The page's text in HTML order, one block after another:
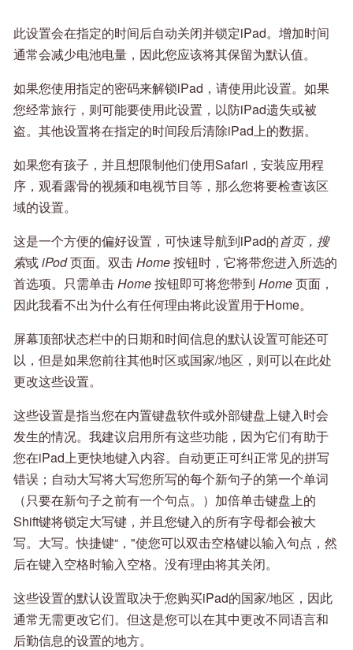
此设置会在指定的时间后自动关闭并锁定iPad。增加时间
通常会减少电池电量，因此您应该将其保留为默认值。
如果您使用指定的密码来解锁iPad，请使用此设置。如果
您经常旅行，则可能要使用此设置，以防iPad遗失或被
盗。其他设置将在指定的时间段后清除iPad上的数据。
如果您有孩子，并且想限制他们使用Safari，安装应用程
序，观看露骨的视频和电视节目等，那么您将要检查该区
域的设置。
这是一个方便的偏好设置，可快速导航到iPad的首页，搜
索或iPod页面。双击Home按钮时，它将带您进入所选的
首选项。只需单击Home按钮即可将您带到 Home页面，
因此我看不出为什么有任何理由将此设置用于Home。
屏幕顶部状态栏中的日期和时间信息的默认设置可能还可
以，但是如果您前往其他时区或国家/地区，则可以在此处
更改这些设置。
这些设置是指当您在内置键盘软件或外部键盘上键入时会
发生的情况。我建议启用所有这些功能，因为它们有助于
您在iPad上更快地键入内容。自动更正可纠正常见的拼写
错误；自动大写将大写您所写的每个新句子的第一个单词
（只要在新句子之前有一个句点。）加倍单击键盘上的
Shift键将锁定大写键，并且您键入的所有字母都会被大
写。大写。快捷键“，"使您可以双击空格键以输入句点，然
后在键入空格时输入空格。没有理由将其关闭。
这些设置的默认设置取决于您购买iPad的国家/地区，因此
通常无需更改它们。但这是您可以在其中更改不同语言和
后勤信息的设置的地方。